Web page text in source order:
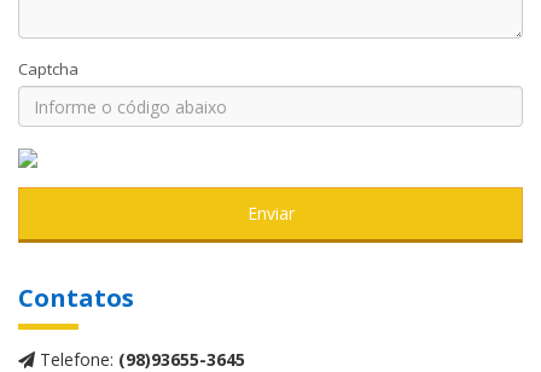
Captcha
Enviar
Contatos
Telefone: (98)93655-3645